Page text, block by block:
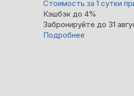
Стоимость за 1 сутки
Кэшбэк до 4%
Забронируйте до 31
Подробнее